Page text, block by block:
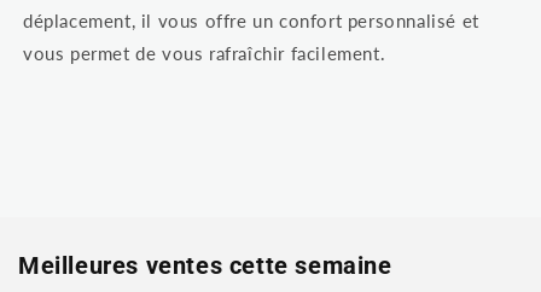
déplacement, il vous offre un confort personnalisé et
vous permet de vous rafraîchir facilement.
Meilleures ventes cette semaine